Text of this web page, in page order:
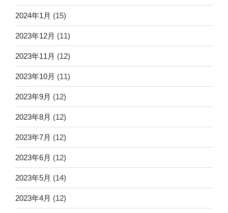
2024年1月 (15)
2023年12月 (11)
2023年11月 (12)
2023年10月 (11)
2023年9月 (12)
2023年8月 (12)
2023年7月 (12)
2023年6月 (12)
2023年5月 (14)
2023年4月 (12)